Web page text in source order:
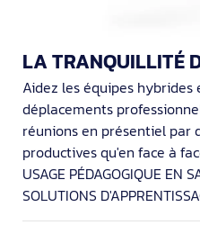
LA TRANQUILLITÉ
Aidez les équipes hybrides
déplacements
réunions en présentiel par
productives qu'en face à
USAGE PÉDAGOGIQUE EN
SOLUTIONS